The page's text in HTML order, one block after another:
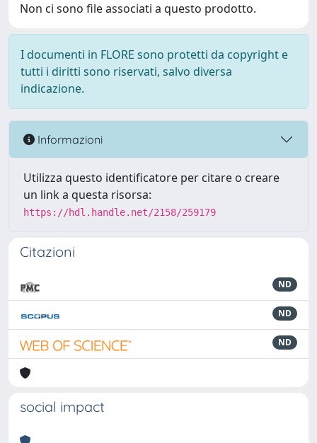
Non ci sono file associati a questo prodotto.
I documenti in FLORE sono protetti da copyright e
tutti i diritti sono riservati, salvo diversa
indicazione.
Informazioni
Utilizza questo identificatore per citare o creare
un link a questa risorsa:
https://hdl.handle.net/2158/259179
Citazioni
ND
ND
ND
social impact